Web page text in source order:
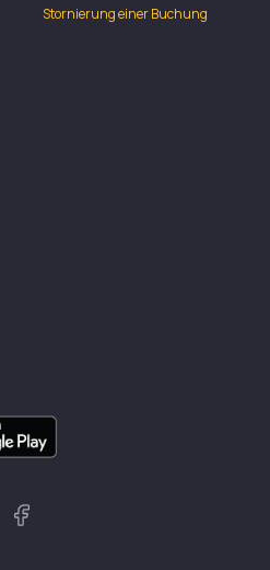
Stornierung einer Buchung